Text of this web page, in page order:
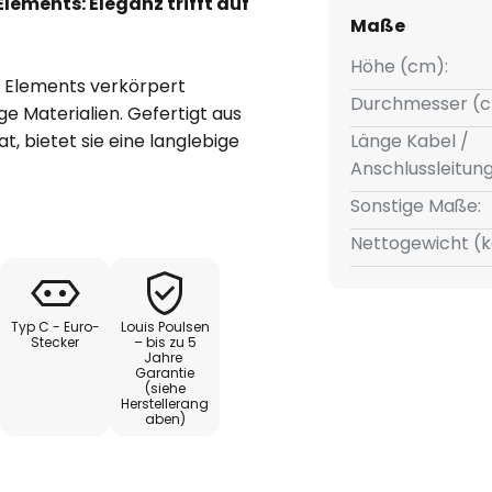
Elements verkörpert
Materialien. Gefertigt aus
bietet sie eine langlebige
funktional als auch
Linien des
zeigt sich die
der obere Lampenschirm
Typ C - Euro-
Stecker
Louis Poulsen
– bis zu 5
Jahre
Garantie
(siehe
Herstellerang
aben)
Maße
Höhe (cm):
Durchmesser
Länge Kabel /
Sonstige Maße:
Nettogewicht